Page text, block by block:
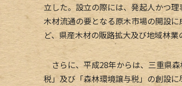
立した。設立の際には、発起人かつ
木材流通の要となる原木市場の開設
ど、県産木材の販路拡大及び地域林業
さらに、平成28年からは、三重県森
税」及び「森林環境譲与税」の創設